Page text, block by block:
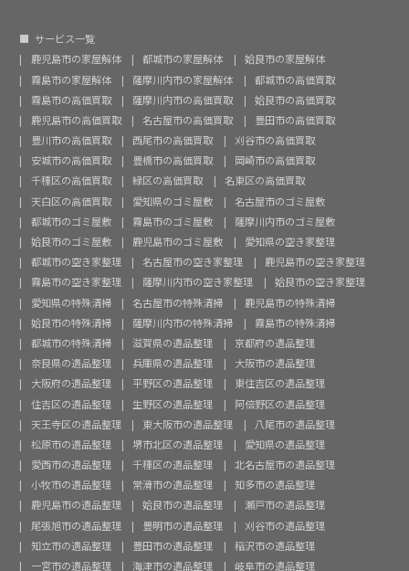
サービス一覧
鹿児島市の家屋解体
都城市の家屋解体
姶良市の家屋解体
霧島市の家屋解体
薩摩川内市の家屋解体
都城市の高価買取
霧島市の高価買取
薩摩川内市の高価買取
姶良市の高価買取
鹿児島市の高価買取
名古屋市の高価買取
豊田市の高価買取
豊川市の高価買取
西尾市の高価買取
刈谷市の高価買取
安城市の高価買取
豊橋市の高価買取
岡崎市の高価買取
千種区の高価買取
緑区の高価買取
名東区の高価買取
天白区の高価買取
愛知県のゴミ屋敷
名古屋市のゴミ屋敷
都城市のゴミ屋敷
霧島市のゴミ屋敷
薩摩川内市のゴミ屋敷
姶良市のゴミ屋敷
鹿児島市のゴミ屋敷
愛知県の空き家整理
都城市の空き家整理
名古屋市の空き家整理
鹿児島市の空き家整理
霧島市の空き家整理
薩摩川内市の空き家整理
姶良市の空き家整理
愛知県の特殊清掃
名古屋市の特殊清掃
鹿児島市の特殊清掃
姶良市の特殊清掃
薩摩川内市の特殊清掃
霧島市の特殊清掃
都城市の特殊清掃
滋賀県の遺品整理
京都府の遺品整理
奈良県の遺品整理
兵庫県の遺品整理
大阪市の遺品整理
大阪府の遺品整理
平野区の遺品整理
東住吉区の遺品整理
住吉区の遺品整理
生野区の遺品整理
阿倍野区の遺品整理
天王寺区の遺品整理
東大阪市の遺品整理
八尾市の遺品整理
松原市の遺品整理
堺市北区の遺品整理
愛知県の遺品整理
愛西市の遺品整理
千種区の遺品整理
北名古屋市の遺品整理
小牧市の遺品整理
常滑市の遺品整理
知多市の遺品整理
鹿児島市の遺品整理
姶良市の遺品整理
瀬戸市の遺品整理
尾張旭市の遺品整理
豊明市の遺品整理
刈谷市の遺品整理
知立市の遺品整理
豊田市の遺品整理
稲沢市の遺品整理
一宮市の遺品整理
海津市の遺品整理 岐阜市の遺品整理